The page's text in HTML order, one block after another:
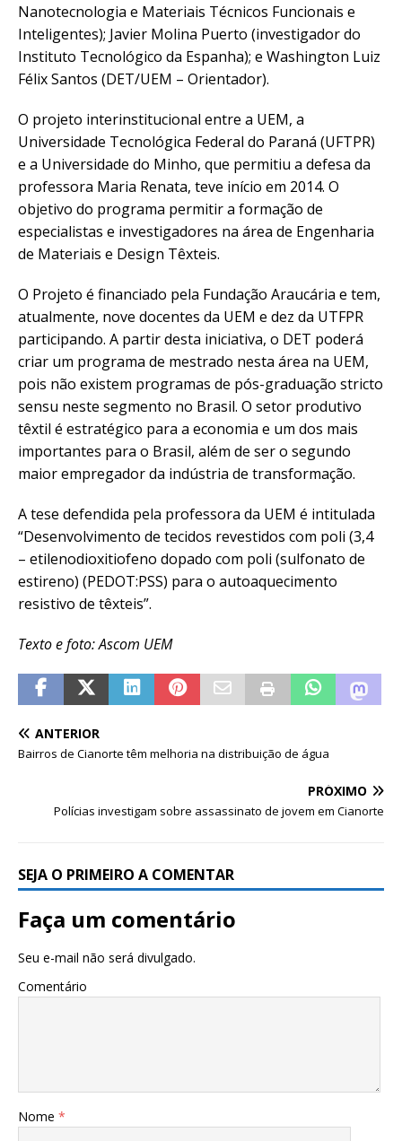
Nanotecnologia e Materiais Técnicos Funcionais e
Inteligentes); Javier Molina Puerto (investigador do
Instituto Tecnológico da Espanha); e Washington Luiz
Félix Santos (DET/UEM – Orientador).
O projeto interinstitucional entre a UEM, a
Universidade Tecnológica Federal do Paraná (UFTPR)
e a Universidade do Minho, que permitiu a defesa da
professora Maria Renata, teve início em 2014. O
objetivo do programa permitir a formação de
especialistas e investigadores na área de Engenharia
de Materiais e Design Têxteis.
O Projeto é financiado pela Fundação Araucária e tem,
atualmente, nove docentes da UEM e dez da UTFPR
participando. A partir desta iniciativa, o DET poderá
criar um programa de mestrado nesta área na UEM,
pois não existem programas de pós-graduação stricto
sensu neste segmento no Brasil. O setor produtivo
têxtil é estratégico para a economia e um dos mais
importantes para o Brasil, além de ser o segundo
maior empregador da indústria de transformação.
A tese defendida pela professora da UEM é intitulada
“Desenvolvimento de tecidos revestidos com poli (3,4
– etilenodioxitiofeno dopado com poli (sulfonato de
estireno) (PEDOT:PSS) para o autoaquecimento
resistivo de têxteis”.
Texto e foto: Ascom UEM
ANTERIOR
Bairros de Cianorte têm melhoria na distribuição de água
PRÓXIMO
Polícias investigam sobre assassinato de jovem em Cianorte
SEJA O PRIMEIRO A COMENTAR
Faça um comentário
Seu e-mail não será divulgado.
Comentário
Nome *